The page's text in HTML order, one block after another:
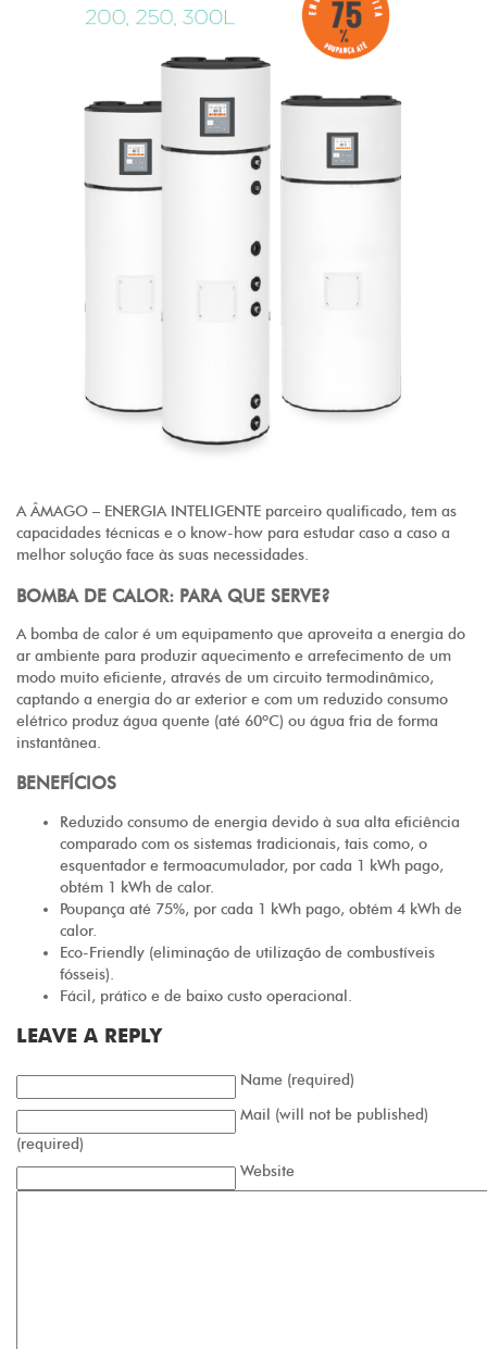
A ÂMAGO – ENERGIA INTELIGENTE parceiro qualificado, tem as
capacidades técnicas e o know-how para estudar caso a caso a
melhor solução face às suas necessidades.
BOMBA DE CALOR: PARA QUE SERVE?
A bomba de calor é um equipamento que aproveita a energia do
ar ambiente para produzir aquecimento e arrefecimento de um
modo muito eficiente, através de um circuito termodinâmico,
captando a energia do ar exterior e com um reduzido consumo
elétrico produz água quente (até 60ºC) ou água fria de forma
instantânea.
BENEFÍCIOS
Reduzido consumo de energia devido à sua alta eficiência
comparado com os sistemas tradicionais, tais como, o
esquentador e termoacumulador, por cada 1 kWh pago,
obtém 1 kWh de calor.
Poupança até 75%, por cada 1 kWh pago, obtém 4 kWh de
calor.
Eco-Friendly (eliminação de utilização de combustíveis
fósseis).
Fácil, prático e de baixo custo operacional.
LEAVE A REPLY
Name (required)
Mail (will not be published)
(required)
Website